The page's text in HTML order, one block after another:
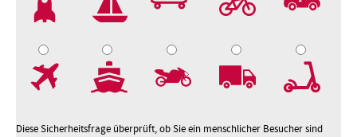
Diese Sicherheitsfrage überprüft, ob Sie ein menschlicher Besucher sind